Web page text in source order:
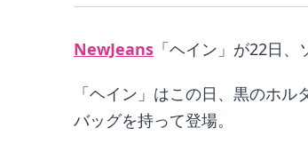
NewJeans 「ヘイン」が22日
「ヘイン」はこの日、黒のホ
バッグを持って登場。